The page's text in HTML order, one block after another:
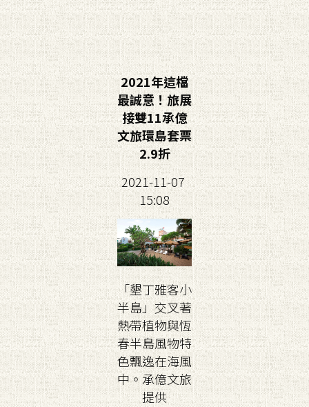
2021年這檔
最誠意！旅展
接雙11承億
文旅環島套票
2.9折
2021-11-07
15:08
「墾丁雅客小
半島」交叉著
熱帶植物與恆
春半島風物特
色飄逸在海風
中。承億文旅
提供